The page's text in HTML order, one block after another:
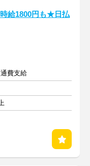
時給1800円も★日払
費支給